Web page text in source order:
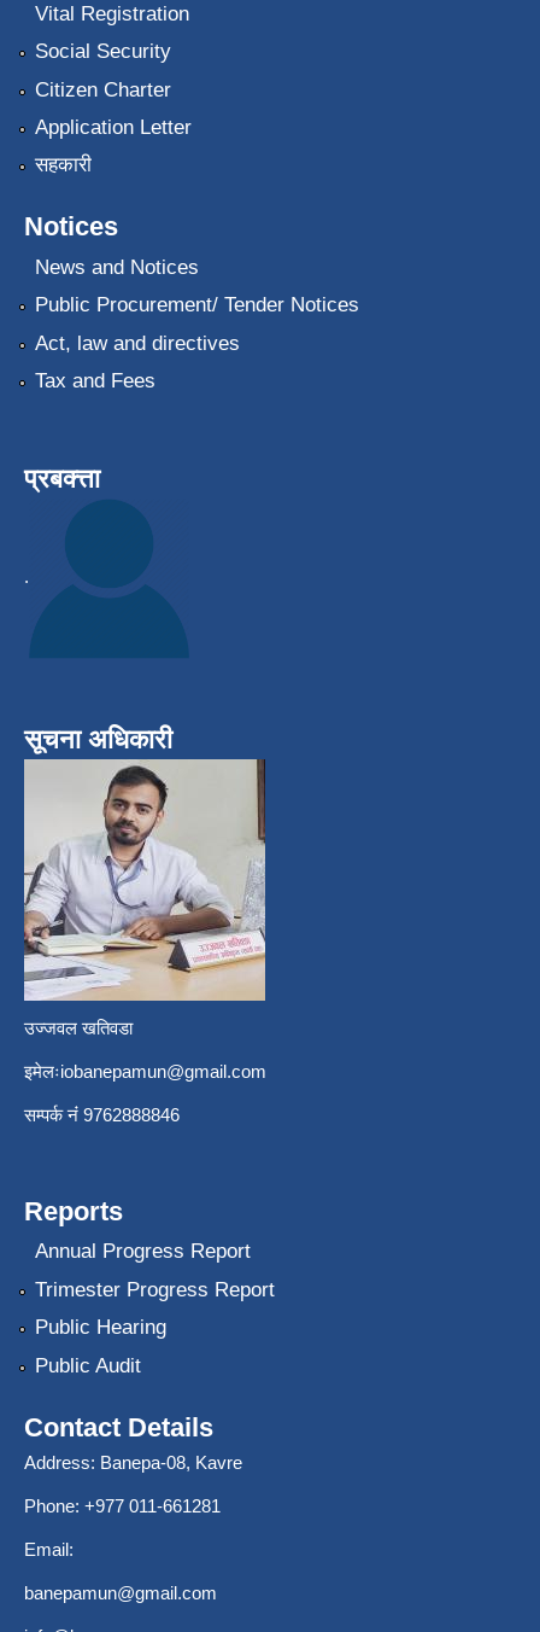
Vital Registration
Social Security
Citizen Charter
Application Letter
सहकारी
Notices
News and Notices
Public Procurement/ Tender Notices
Act, law and directives
Tax and Fees
प्रबक्त्ता
.
सूचना अधिकारी
उज्जवल खतिवडा
इमेलःiobanepamun@gmail.com
सम्पर्क नंं 9762888846
Reports
Annual Progress Report
Trimester Progress Report
Public Hearing
Public Audit
Contact Details
Address: Banepa-08, Kavre
Phone: +977 011-661281
Email:
banepamun@gmail.com